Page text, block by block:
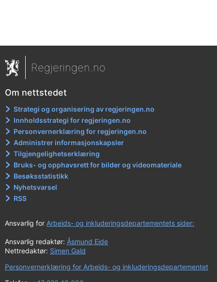
Regjeringen.no
Om nettstedet
Strategi og organisering av regjeringen.no
Innholdsstrategi for regjeringen.no
Personvernerklæring for regjeringen.no
Administrer informasjonskapsler
Tilgjengelighetserklæring
Bruks- og opphavsrett for bilder og videomateriale
Besøksstatistikk
Nyhetsvarsel
RSS
Ansvarlig for Arbeids- og inkluderingsdepartementets sider:
Ansvarlig redaktør: Åsmund Eide
Nettredaktør: Simen Gald
Personvernerklæring for Arbeids- og inkluderingsdepartementet